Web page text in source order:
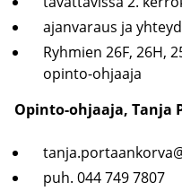
ajan­va­raus ja
Ryh­mien 26F, 26H,
opinto-​ohjaaja
Opinto-​ohjaaja, Tanja
puh. 044 749 7807